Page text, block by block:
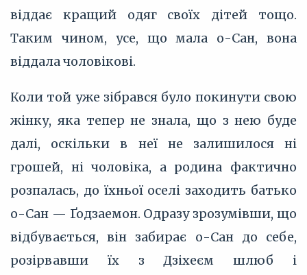
віддає кращий одяг своїх дітей тощо.
Таким чином, усе, що мала о-Сан, вона
віддала чоловікові.
Коли той уже зібрався було покинути свою
жінку, яка тепер не знала, що з нею буде
далі, оскільки в неї не залишилося ні
грошей, ні чоловіка, а родина фактично
розпалась, до їхньої оселі заходить батько
о-Сан — Ґодзаемон. Одразу зрозумівши, що
відбувається, він забирає о-Сан до себе,
розірвавши їх з Дзіхеєм шлюб і